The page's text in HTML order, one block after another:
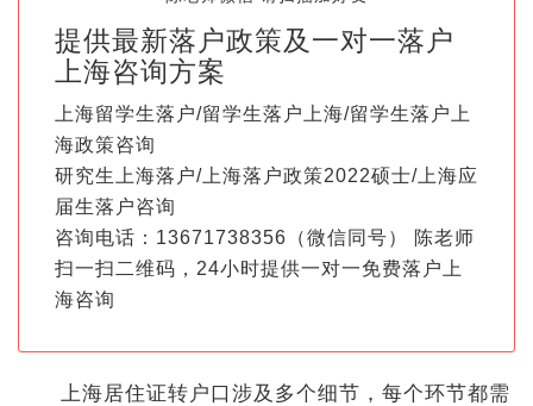
提供最新落户政策及一对一落户
上海咨询方案
上海留学生落户/留学生落户上海/留学生落户上
海政策咨询
研究生上海落户/上海落户政策2022硕士/上海应
届生落户咨询
咨询电话：13671738356（微信同号） 陈老师
扫一扫二维码，24小时提供一对一免费落户上
海咨询
上海居住证转户口涉及多个细节，每个环节都需